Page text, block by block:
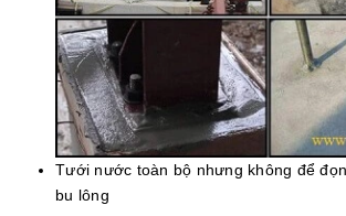
Tưới nước toàn bộ nhưng không để
bu lông